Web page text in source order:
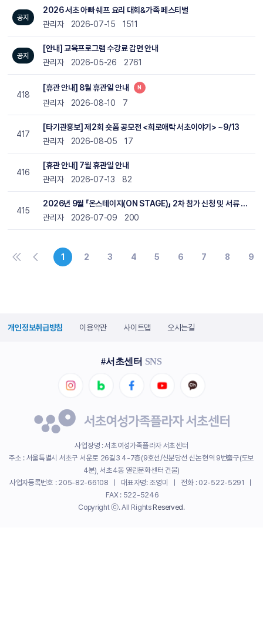
공지
2026 서초 아빠 쉐프 요리 대회&가족 페스티벌
관리자
2026-07-15 1511
공지
[안내] 교육프로그램 수강료 감면 안내
관리자
2026-05-26 2761
418
[휴관 안내] 8월 휴관일 안내 N
관리자 2026-08-10 7
417
[타기관홍보] 제2회 숏폼 공모전 <희로애락 서초이야기> ~9/13
관리자
2026-08-05 17
416
[휴관 안내] 7월 휴관일 안내
관리자
2026-07-13 82
415
2026년 9월 「온스테이지(ON STAGE)」 2차 참가 신청 및 서류 제출(~7/30)
관리자
2026-07-09 200
1 2 3 4 5 6 7 8 9
개인정보취급방침 이용약관 사이트맵 오시는길
사업장명 : 서초여성가족플라자 서초센터
주소 : 서울특별시 서초구 서운로 26길3 4-7층(9호선/신분당선 신논현역 9번출구(도보
4분), 서초4동 열린문화센터 건물)
사업자등록번호 : 205-82-66108 ㅣ 대표자명: 조영미 ㅣ 전화 : 02-522-5291 ㅣ
FAX : 522-5246
Copyright ⓒ. All Rights Reserved.
#서초센터 SNS